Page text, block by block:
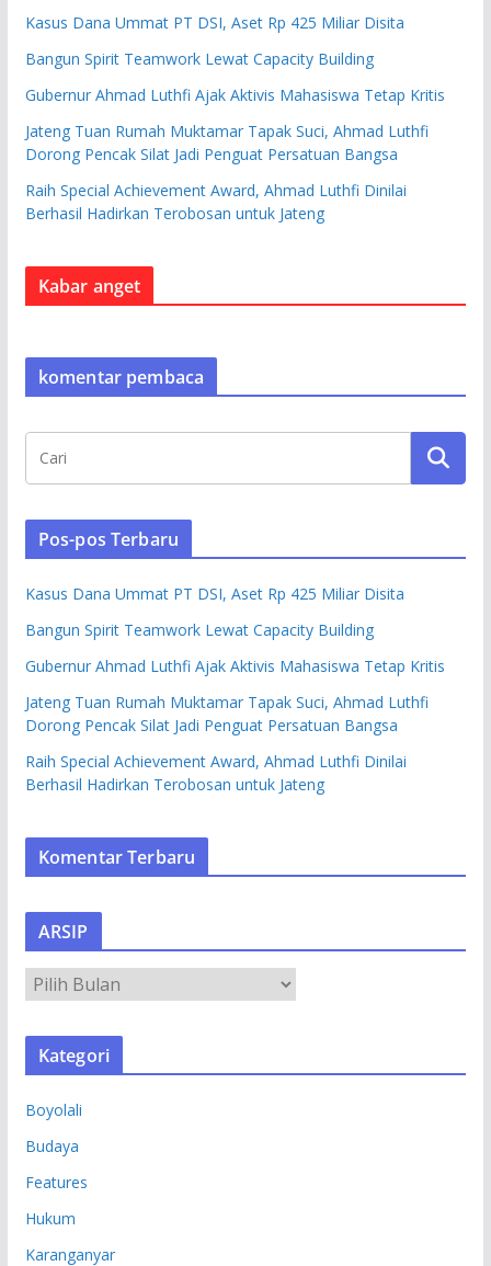
Kasus Dana Ummat PT DSI, Aset Rp 425 Miliar Disita
Bangun Spirit Teamwork Lewat Capacity Building
Gubernur Ahmad Luthfi Ajak Aktivis Mahasiswa Tetap Kritis
Jateng Tuan Rumah Muktamar Tapak Suci, Ahmad Luthfi
Dorong Pencak Silat Jadi Penguat Persatuan Bangsa
Raih Special Achievement Award, Ahmad Luthfi Dinilai
Berhasil Hadirkan Terobosan untuk Jateng
Kabar anget
komentar pembaca
Pos-pos Terbaru
Kasus Dana Ummat PT DSI, Aset Rp 425 Miliar Disita
Bangun Spirit Teamwork Lewat Capacity Building
Gubernur Ahmad Luthfi Ajak Aktivis Mahasiswa Tetap Kritis
Jateng Tuan Rumah Muktamar Tapak Suci, Ahmad Luthfi
Dorong Pencak Silat Jadi Penguat Persatuan Bangsa
Raih Special Achievement Award, Ahmad Luthfi Dinilai
Berhasil Hadirkan Terobosan untuk Jateng
Komentar Terbaru
ARSIP
R
S
Kategori
Boyolali
Budaya
Features
Hukum
Karanganyar